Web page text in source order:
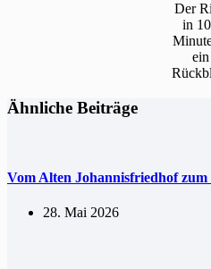
Der
in
ein
Ähnliche Beiträge
Vom Alten Johannisfriedhof
28. Mai 2026